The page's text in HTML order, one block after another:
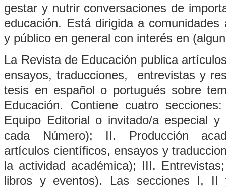
gestar y nutrir conversaciones de
educación. Está dirigida a comunidades
y público en general con interés en
La Revista de Educación publica
ensayos, traducciones, entrevistas y
tesis en español o portugués sobre
Educación. Contiene cuatro
Equipo Editorial o invitado/a especial
cada Número); II. Producción
artículos científicos, ensayos y
la actividad académica); III.
libros y eventos). Las secciones I,